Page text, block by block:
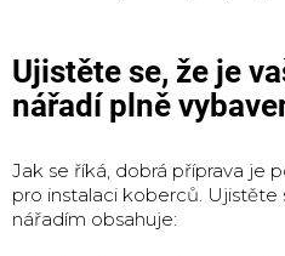
Ujistěte se, že je
nářadí plně
Jak se říká, dobrá příprava je
pro instalaci koberců. Ujistěte
nářadím obsahuje: